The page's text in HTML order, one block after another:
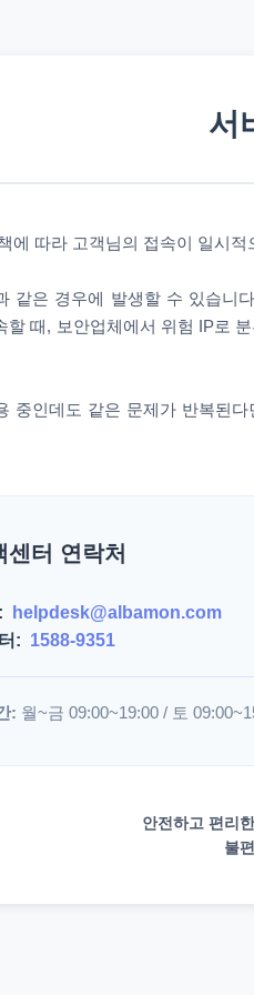
서
에 따라 고객님의 접속이 일시적
같은 경우에 발생할 수 있습니
할 때, 보안업체에서 위험 IP로
중인데도 같은 문제가 반복된
센터 연락처
helpdesk@albamon.com
: 1588-9351
: 월~금 09:00~19:00 / 토
안전하고 편리
불